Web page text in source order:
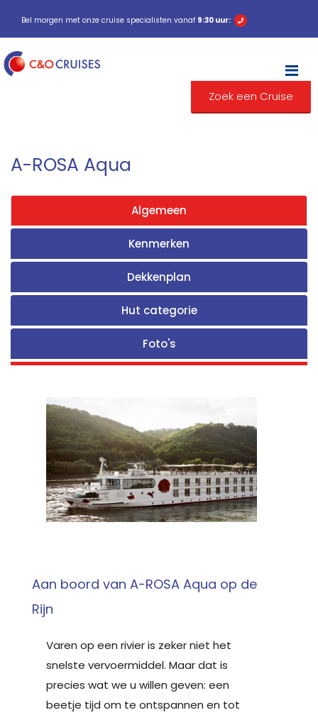
Bel morgen met onze cruise specialisten vanaf 9:30 uur:
Zoek een Cruise
A-ROSA Aqua
Algemeen
Kenmerken
Dekkenplan
Hut categorie
Foto's
Aan boord van A-ROSA Aqua op de
Rijn
Varen op een rivier is zeker niet het
snelste vervoermiddel. Maar dat is
precies wat we u willen geven: een
beetje tijd om te ontspannen en tot